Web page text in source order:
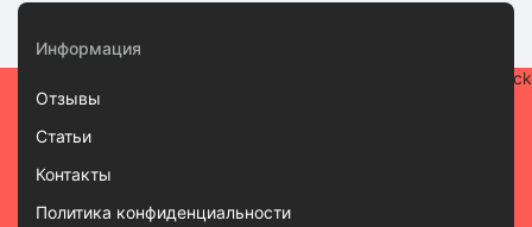
Информация
Отзывы
Статьи
Контакты
Политика конфиденциальности